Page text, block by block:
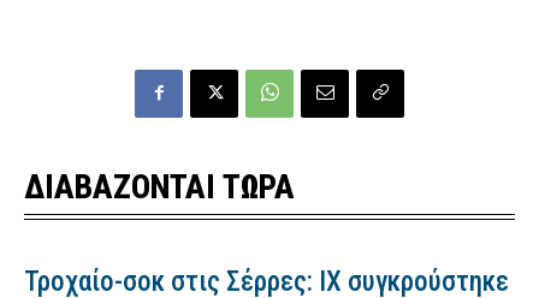
ΔΙΑΒΑΖΟΝΤΑΙ ΤΩΡΑ
Τροχαίο-σοκ στις Σέρρες: ΙΧ συγκρούστηκε